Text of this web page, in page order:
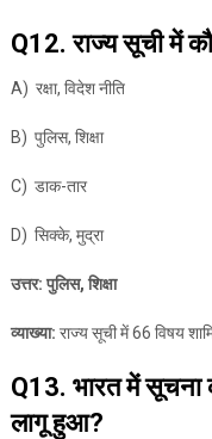
Q12. राज्य सूची में
A) रक्षा, विदेश नीति
B) पुलिस, शिक्षा
C) डाक-तार
D) सिक्के, मुद्रा
उत्तर: पुलिस, शिक्षा
व्याख्या: राज्य सूची में 66 विषय
Q13. भारत में सूचना
लागू हुआ?